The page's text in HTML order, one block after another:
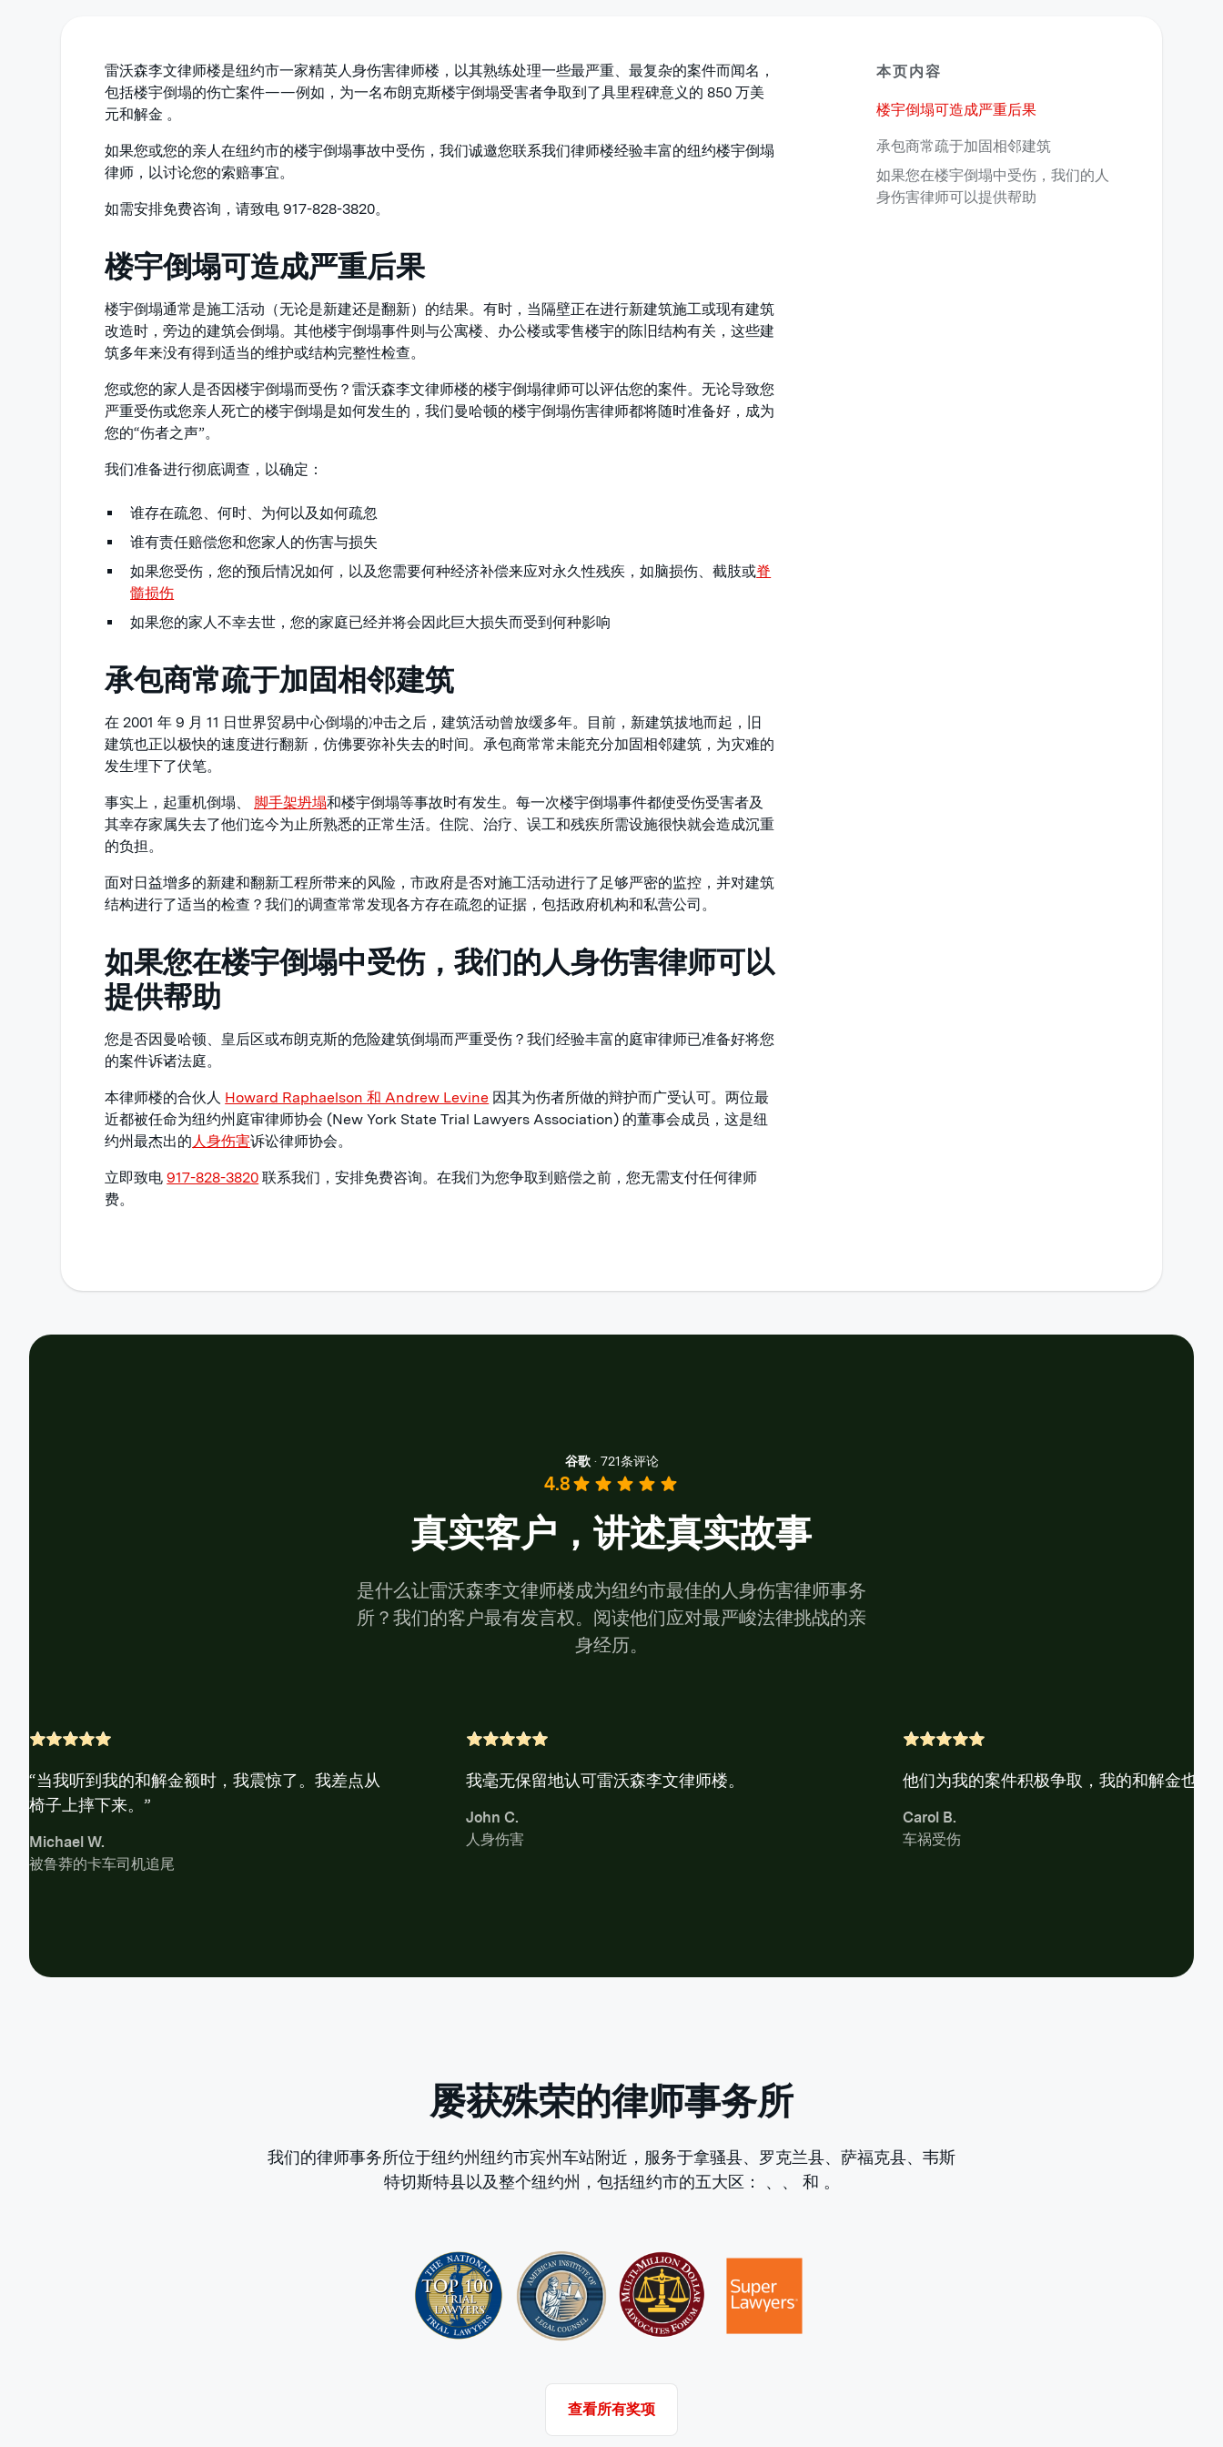
雷沃森李文律师楼是纽约市一家精英人身伤害律师楼，以其熟练处理一些最严重、最复杂的案件而闻名，
包括楼宇倒塌的伤亡案件——例如，为一名布朗克斯楼宇倒塌受害者争取到了具里程碑意义的 850 万美
元和解金 。
如果您或您的亲人在纽约市的楼宇倒塌事故中受伤，我们诚邀您联系我们律师楼经验丰富的纽约楼宇倒塌
律师，以讨论您的索赔事宜。
如需安排免费咨询，请致电 917-828-3820。
楼宇倒塌可造成严重后果
楼宇倒塌通常是施工活动（无论是新建还是翻新）的结果。有时，当隔壁正在进行新建筑施工或现有建筑
改造时，旁边的建筑会倒塌。其他楼宇倒塌事件则与公寓楼、办公楼或零售楼宇的陈旧结构有关，这些建
筑多年来没有得到适当的维护或结构完整性检查。
您或您的家人是否因楼宇倒塌而受伤？雷沃森李文律师楼的楼宇倒塌律师可以评估您的案件。无论导致您
严重受伤或您亲人死亡的楼宇倒塌是如何发生的，我们曼哈顿的楼宇倒塌伤害律师都将随时准备好，成为
您的“伤者之声”。
我们准备进行彻底调查，以确定：
谁存在疏忽、何时、为何以及如何疏忽
谁有责任赔偿您和您家人的伤害与损失
如果您受伤，您的预后情况如何，以及您需要何种经济补偿来应对永久性残疾，如脑损伤、截肢或脊
髓损伤
如果您的家人不幸去世，您的家庭已经并将会因此巨大损失而受到何种影响
承包商常疏于加固相邻建筑
在 2001 年 9 月 11 日世界贸易中心倒塌的冲击之后，建筑活动曾放缓多年。目前，新建筑拔地而起，旧
建筑也正以极快的速度进行翻新，仿佛要弥补失去的时间。承包商常常未能充分加固相邻建筑，为灾难的
发生埋下了伏笔。
事实上，起重机倒塌、 脚手架坍塌和楼宇倒塌等事故时有发生。每一次楼宇倒塌事件都使受伤受害者及
其幸存家属失去了他们迄今为止所熟悉的正常生活。住院、治疗、误工和残疾所需设施很快就会造成沉重
的负担。
面对日益增多的新建和翻新工程所带来的风险，市政府是否对施工活动进行了足够严密的监控，并对建筑
结构进行了适当的检查？我们的调查常常发现各方存在疏忽的证据，包括政府机构和私营公司。
如果您在楼宇倒塌中受伤，我们的人身伤害律师可以
提供帮助
您是否因曼哈顿、皇后区或布朗克斯的危险建筑倒塌而严重受伤？我们经验丰富的庭审律师已准备好将您
的案件诉诸法庭。
本律师楼的合伙人 Howard Raphaelson 和 Andrew Levine 因其为伤者所做的辩护而广受认可。两位最
近都被任命为纽约州庭审律师协会 (New York State Trial Lawyers Association) 的董事会成员，这是纽
约州最杰出的人身伤害诉讼律师协会。
立即致电917-828-3820 联系我们，安排免费咨询。在我们为您争取到赔偿之前，您无需支付任何律师
费。
本页内容
楼宇倒塌可造成严重后果
承包商常疏于加固相邻建筑
如果您在楼宇倒塌中受伤，我们的人
身伤害律师可以提供帮助
谷歌 ·721条评论
4.8
真实客户，讲述真实故事
是什么让雷沃森李文律师楼成为纽约市最佳的人身伤害律师事务
所？我们的客户最有发言权。阅读他们应对最严峻法律挑战的亲
身经历。
“当我听到我的和解金额时，我震惊了。我差点从
椅子上摔下来。”
Michael W.
被鲁莽的卡车司机追尾
我毫无保留地认可雷沃森李文律师楼。
John C.
人身伤害
他们为我的案件积极争取，我的和解金也很
Carol B.
车祸受伤
屡获殊荣的律师事务所
我们的律师事务所位于纽约州纽约市宾州车站附近，服务于拿骚县、罗克兰县、萨福克县、韦斯
特切斯特县以及整个纽约州，包括纽约市的五大区：
、 、 和 。
查看所有奖项